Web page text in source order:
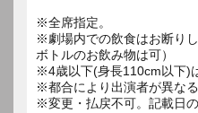
※全席指定。
※劇場内での飲食はお断り
ボトルのお飲み物は可）
※4歳以下(身長110cm以下)
※都合により出演者が異なる
※変更・払戻不可。記載日の